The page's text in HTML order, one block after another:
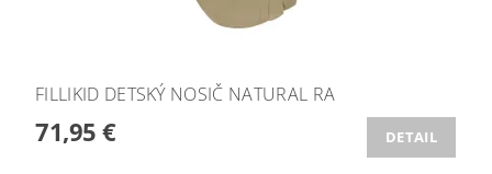
FILLIKID DETSKÝ NOSIČ NATURAL RA
71,95 € DETAIL